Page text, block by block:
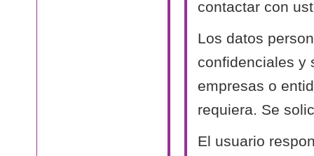
contactar con
Los datos
confidenciales y
empresas o
requiera. Se
El usuario